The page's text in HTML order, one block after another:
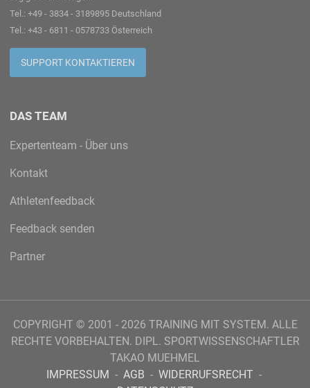
Tel.: +49 - 3834 - 3189895 Deutschland
Tel.: +43 - 6811 - 0578733 Österreich
SUPPORT KONTAKTIEREN
DAS TEAM
Expertenteam - Über uns
Kontakt
Athletenfeedback
Feedback senden
Partner
COPYRIGHT © 2001 - 2026 TRAINING MIT SYSTEM. ALLE
RECHTE VORBEHALTEN. DIPL. SPORTWISSENSCHAFTLER
TAKAO MUEHMEL
IMPRESSUM - AGB - WIDERRUFSRECHT -